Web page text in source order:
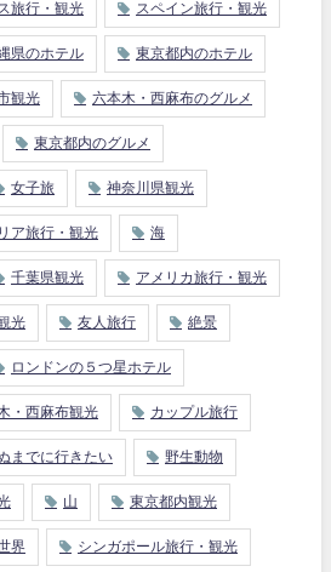
旅行・観光 スペイン旅行・観光
県のホテル 東京都内のホテル
観光 六本木・西麻布のグルメ
東京都内のグルメ
女子旅 神奈川県観光
ア旅行・観光 海
千葉県観光 アメリカ旅行・観光
光 友人旅行 絶景
ロンドンの５つ星ホテル
・西麻布観光 カップル旅行
までに行きたい 野生動物
山 東京都内観光
界 シンガポール旅行・観光